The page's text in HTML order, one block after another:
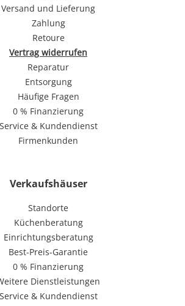
Versand und Lieferung
Zahlung
Retoure
Vertrag widerrufen
Reparatur
Entsorgung
Häufige Fragen
0 % Finanzierung
Service & Kundendienst
Firmenkunden
Verkaufshäuser
Standorte
Küchenberatung
Einrichtungsberatung
Best-Preis-Garantie
0 % Finanzierung
Dienstleistungen
Service & Kundendienst